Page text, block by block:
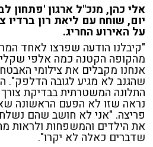
אלי כהן, מנכ"ל ארגון 'פתחון
על האירוע החריג.
"קיבלנו הודעה שפרצו לאחד
מהקופה הקטנה כמה אלפי
אנחנו מקבלים את צילומי
שהגנב לא מגיע לגובה הדלפק".
התלונה המשטרתית בבדיקת
נראה שזו לא הפעם הראשונה
פריצה. "אני לא חושב שהם
את הילדים והמשפחות ולראות
שדברים כאלה לא יקרו".